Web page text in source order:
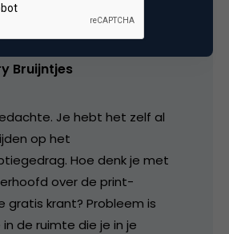
Bruijntjes
Je hebt het zelf al
op het
Hoe denk je met
over de print-
gratis krant? Probleem is
de ruimte die je in je